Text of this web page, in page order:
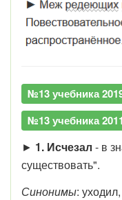
№13 учебника
№13 учебника
► 1. Исчезал - в
существовать".
Синонимы: